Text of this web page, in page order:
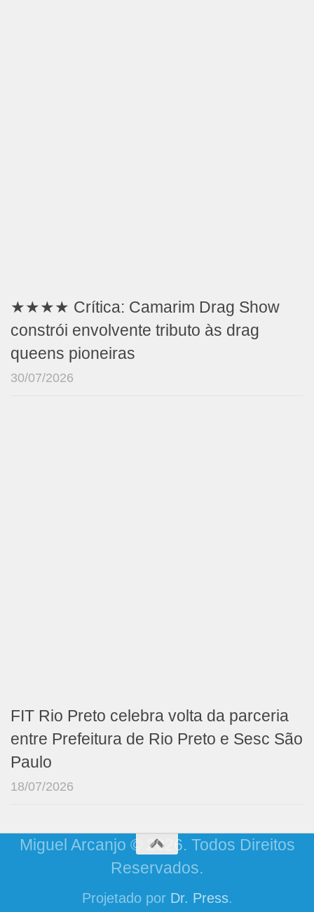
★★★★ Crítica: Camarim Drag Show
constrói envolvente tributo às drag
queens pioneiras
30/07/2026
FIT Rio Preto celebra volta da parceria
entre Prefeitura de Rio Preto e Sesc São
Paulo
18/07/2026
Miguel Arcanjo © 2026. Todos Direitos
Reservados.
Projetado por Dr. Press.